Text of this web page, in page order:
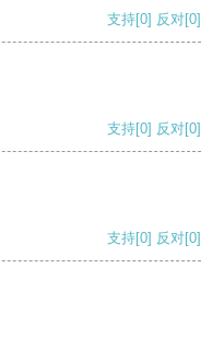
支持[0] 反对[0]
支持[0] 反对[0]
支持[0] 反对[0]